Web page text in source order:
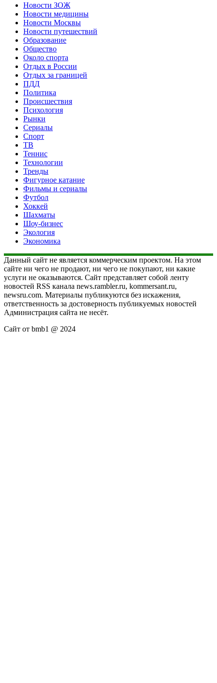
Новости ЗОЖ
Новости медицины
Новости Москвы
Новости путешествий
Образование
Общество
Около спорта
Отдых в России
Отдых за границей
ПДД
Политика
Происшествия
Психология
Рынки
Сериалы
Спорт
ТВ
Теннис
Технологии
Тренды
Фигурное катание
Фильмы и сериалы
Футбол
Хоккей
Шахматы
Шоу-бизнес
Экология
Экономика
Данный сайт не является коммерческим проектом. На этом
сайте ни чего не продают, ни чего не покупают, ни какие
услуги не оказываются. Сайт представляет собой ленту
новостей RSS канала news.rambler.ru, kommersant.ru,
newsru.com. Материалы публикуются без искажения,
ответственность за достоверность публикуемых новостей
Администрация сайта не несёт.
Сайт от bmb1 @ 2024